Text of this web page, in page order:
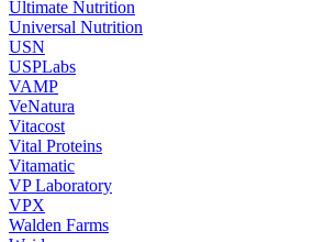
Ultimate Nutrition
Universal Nutrition
USN
USPLabs
VAMP
VeNatura
Vitacost
Vital Proteins
Vitamatic
VP Laboratory
VPX
Walden Farms